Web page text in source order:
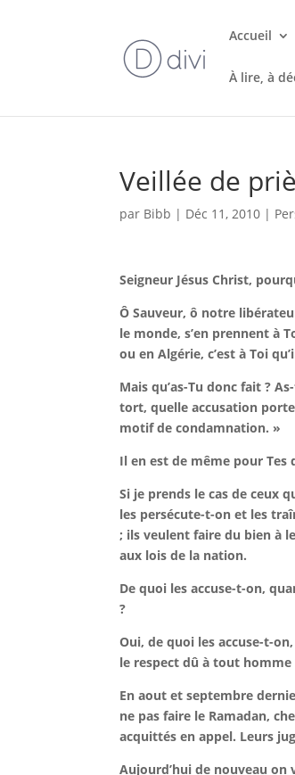
Accueil
À lire, à
Veillée de
par Bibb | Déc 11, 2010 |
Seigneur Jésus Christ,
Ô Sauveur, ô notre
le monde, s’en prennent à
ou en Algérie, c’est à Toi
Mais qu’as-Tu donc fait ?
tort, quelle accusation
motif de condamnation. »
Il en est de même pour Tes
Si je prends le cas de ceux
les persécute-t-on et les
; ils veulent faire du bien à
aux lois de la nation.
De quoi les accuse-t-on,
?
Oui, de quoi les accuse-t-
le respect dû à tout homme
En aout et septembre
ne pas faire le Ramadan,
acquittés en appel. Leurs
Aujourd’hui de nouveau